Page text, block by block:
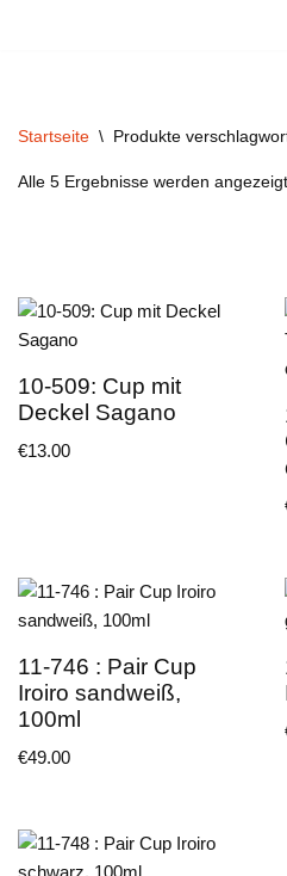
Startseite \ Produkte
Alle 5 Ergebnisse werden angezeigt
10-509: Cup mit
Deckel Sagano
€13.00
11-746 : Pair Cup
Iroiro sandweiß,
100ml
€49.00